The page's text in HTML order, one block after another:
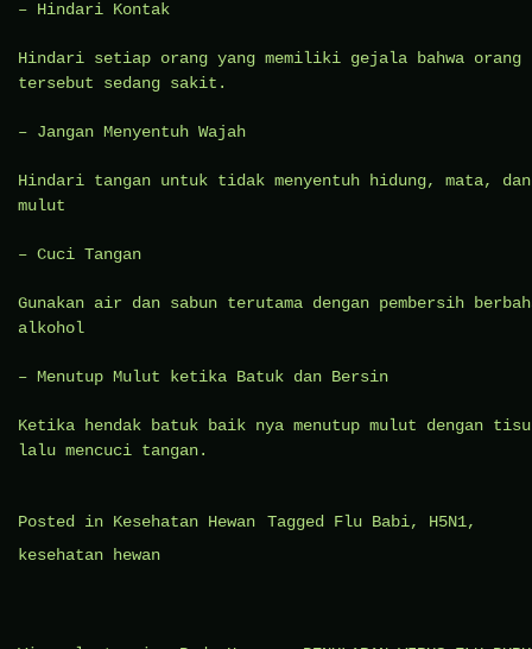
– Hindari Kontak
Hindari setiap orang yang memiliki gejala bahwa orang
tersebut sedang sakit.
– Jangan Menyentuh Wajah
Hindari tangan untuk tidak menyentuh hidung, mata, dan
mulut
– Cuci Tangan
Gunakan air dan sabun terutama dengan pembersih
alkohol
– Menutup Mulut ketika Batuk dan Bersin
Ketika hendak batuk baik nya menutup mulut dengan tisu
lalu mencuci tangan.
Posted in Kesehatan Hewan Tagged Flu Babi, H5N1,
kesehatan hewan